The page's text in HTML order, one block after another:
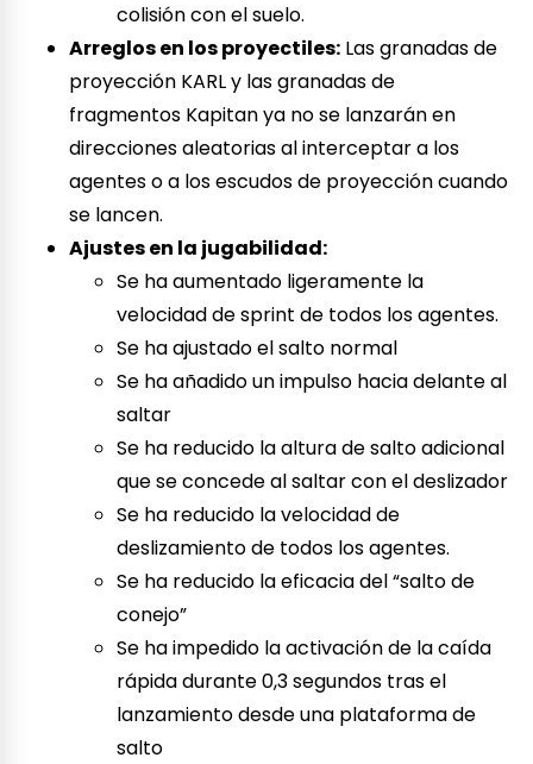
colisión con el suelo.
Arreglos en los proyectiles: Las granadas de
proyección KARL y las granadas de
fragmentos Kapitan ya no se lanzarán en
direcciones aleatorias al interceptar a los
agentes o a los escudos de proyección cuando
se lancen.
Ajustes en la jugabilidad:
Se ha aumentado ligeramente la
velocidad de sprint de todos los agentes.
Se ha ajustado el salto normal
Se ha añadido un impulso hacia delante al
saltar
Se ha reducido la altura de salto adicional
que se concede al saltar con el deslizador
Se ha reducido la velocidad de
deslizamiento de todos los agentes.
Se ha reducido la eficacia del “salto de
conejo”
Se ha impedido la activación de la caída
rápida durante 0,3 segundos tras el
lanzamiento desde una plataforma de
salto